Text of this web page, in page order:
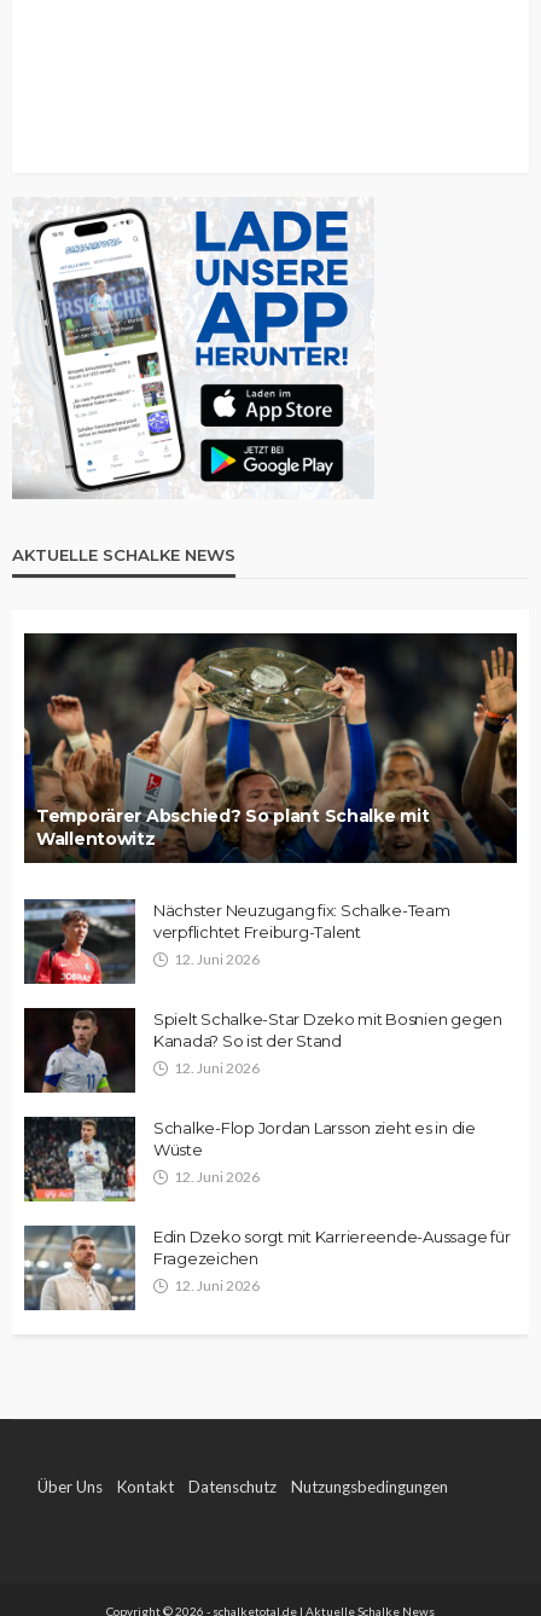
AKTUELLE SCHALKE NEWS
Temporärer Abschied? So plant Schalke mit
Wallentowitz
Nächster Neuzugang fix: Schalke-Team
verpflichtet Freiburg-Talent
12. Juni 2026
Spielt Schalke-Star Dzeko mit Bosnien gegen
Kanada? So ist der Stand
12. Juni 2026
Schalke-Flop Jordan Larsson zieht es in die
Wüste
12. Juni 2026
Edin Dzeko sorgt mit Karriereende-Aussage für
Fragezeichen
12. Juni 2026
Über Uns Kontakt Datenschutz Nutzungsbedingungen
Copyright © 2026 - schalketotal.de | Aktuelle Schalke News